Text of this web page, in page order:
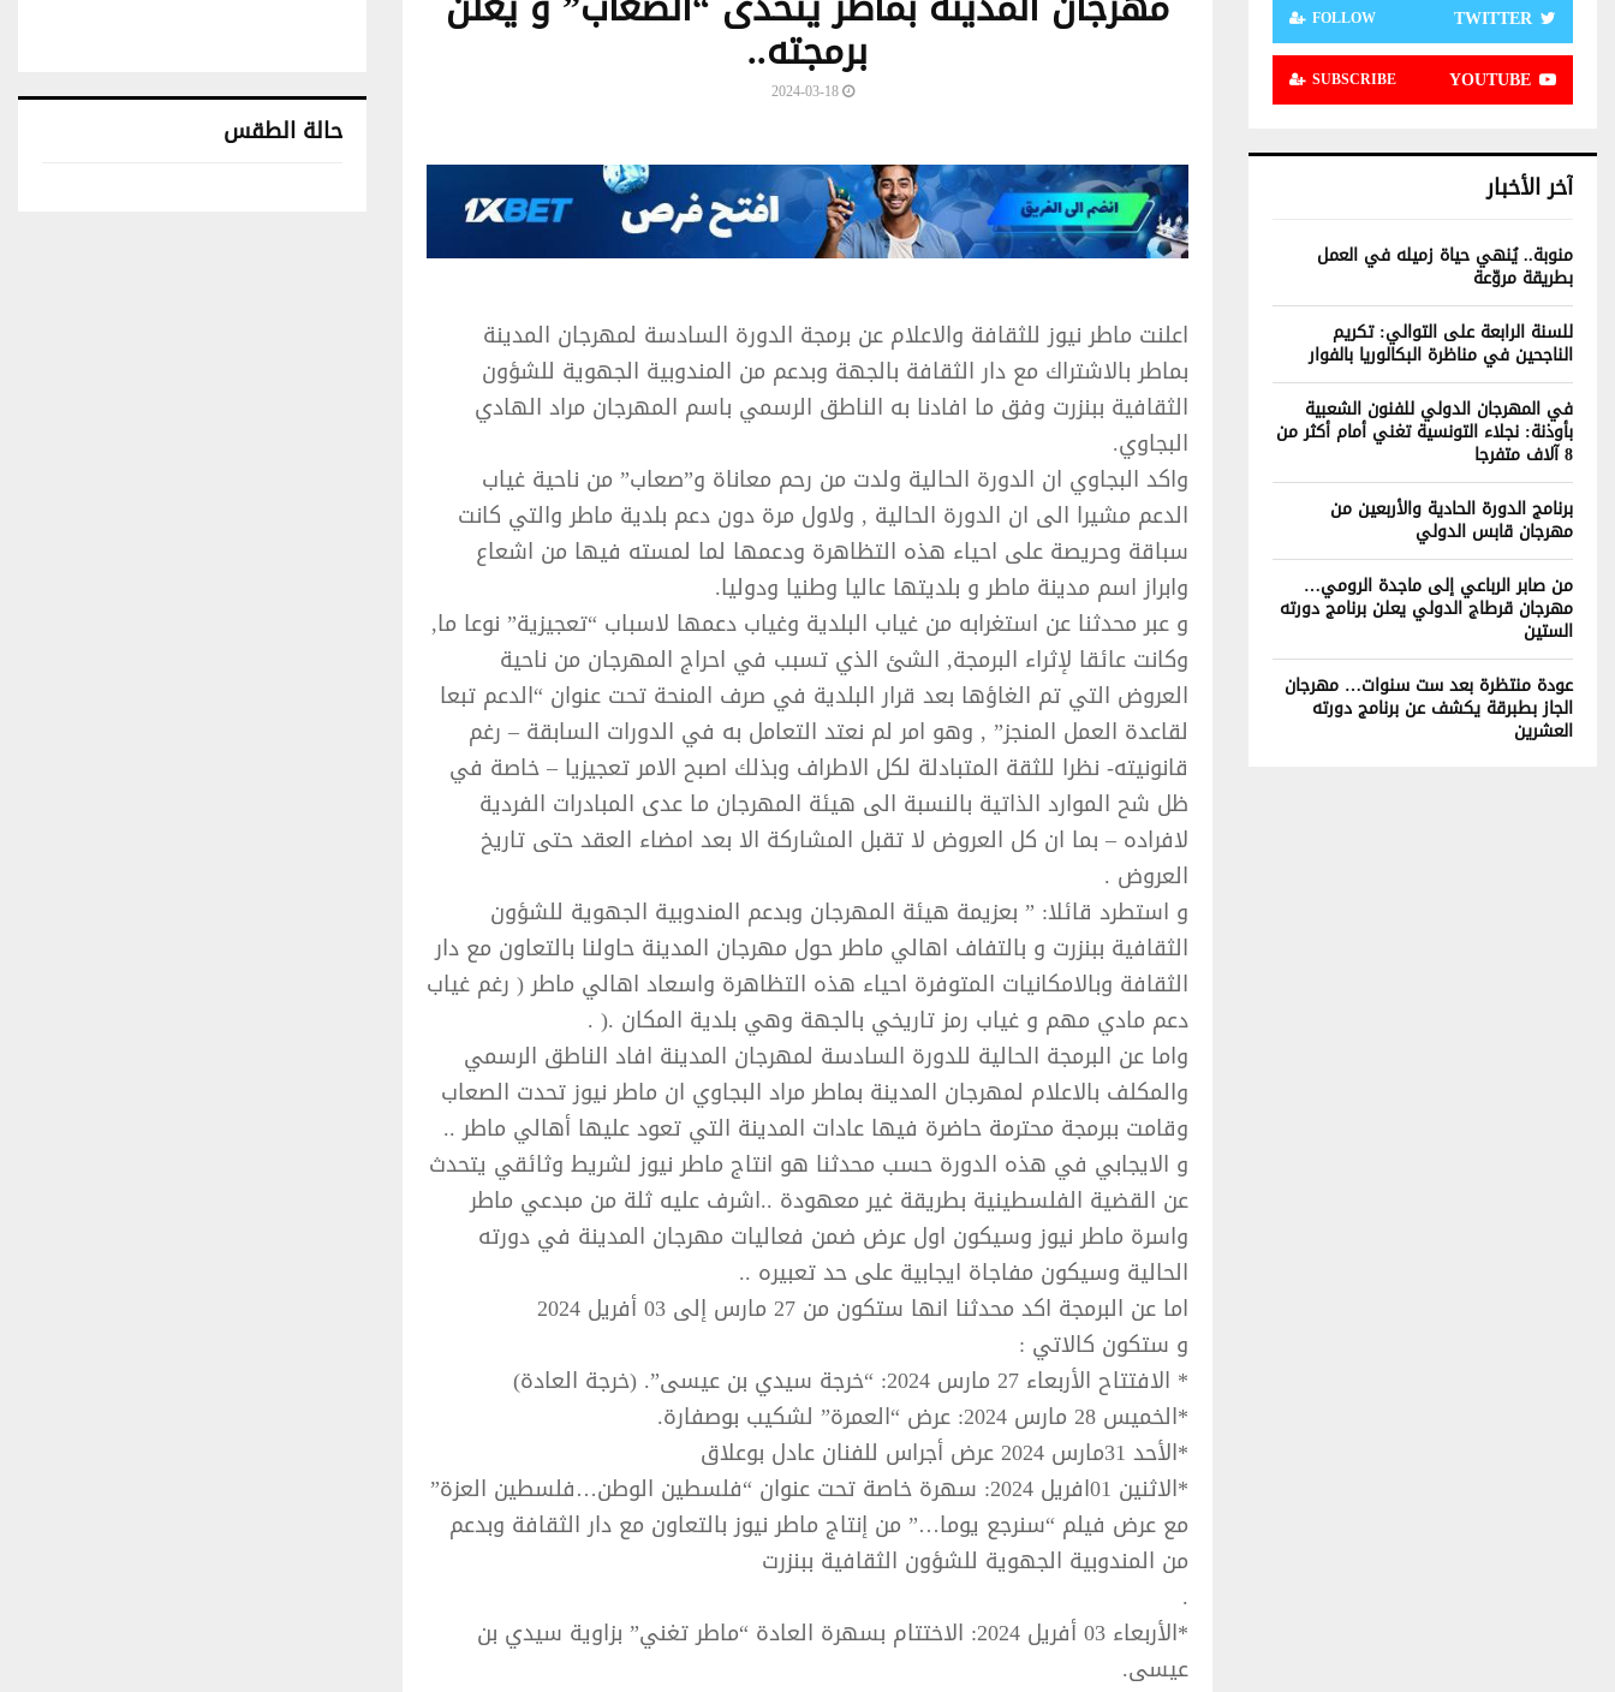
برمجته..
2024-03-18
اعلنت ماطر نيوز للثقافة والاعلام عن برمجة الدورة السادسة لمهرجان المدينة
بماطر بالاشتراك مع دار الثقافة بالجهة وبدعم من المندوبية الجهوية للشؤون
الثقافية ببنزرت وفق ما افادنا به الناطق الرسمي باسم المهرجان مراد الهادي
البجاوي.
واكد البجاوي ان الدورة الحالية ولدت من رحم معاناة و”صعاب” من ناحية غياب
الدعم مشيرا الى ان الدورة الحالية , ولاول مرة دون دعم بلدية ماطر والتي كانت
سباقة وحريصة على احياء هذه التظاهرة ودعمها لما لمسته فيها من اشعاع
وابراز اسم مدينة ماطر و بلديتها عاليا وطنيا ودوليا.
و عبر محدثنا عن استغرابه من غياب البلدية وغياب دعمها لاسباب “تعجيزية” نوعا ما,
وكانت عائقا لإثراء البرمجة, الشئ الذي تسبب في احراج المهرجان من ناحية
العروض التي تم الغاؤها بعد قرار البلدية في صرف المنحة تحت عنوان “الدعم تبعا
لقاعدة العمل المنجز” , وهو امر لم نعتد التعامل به في الدورات السابقة – رغم
قانونيته- نظرا للثقة المتبادلة لكل الاطراف وبذلك اصبح الامر تعجيزيا – خاصة في
ظل شح الموارد الذاتية بالنسبة الى هيئة المهرجان ما عدى المبادرات الفردية
لافراده – بما ان كل العروض لا تقبل المشاركة الا بعد امضاء العقد حتى تاريخ
العروض .
و استطرد قائلا: ” بعزيمة هيئة المهرجان وبدعم المندوبية الجهوية للشؤون
الثقافية ببنزرت و بالتفاف اهالي ماطر حول مهرجان المدينة حاولنا بالتعاون مع دار
الثقافة وبالامكانيات المتوفرة احياء هذه التظاهرة واسعاد اهالي ماطر ( رغم غياب
دعم مادي مهم و غياب رمز تاريخي بالجهة وهي بلدية المكان .( .
واما عن البرمجة الحالية للدورة السادسة لمهرجان المدينة افاد الناطق الرسمي
والمكلف بالاعلام لمهرجان المدينة بماطر مراد البجاوي ان ماطر نيوز تحدت الصعاب
وقامت ببرمجة محترمة حاضرة فيها عادات المدينة التي تعود عليها أهالي ماطر ..
و الايجابي في هذه الدورة حسب محدثنا هو انتاج ماطر نيوز لشريط وثائقي يتحدث
عن القضية الفلسطينية بطريقة غير معهودة ..اشرف عليه ثلة من مبدعي ماطر
واسرة ماطر نيوز وسيكون اول عرض ضمن فعاليات مهرجان المدينة في دورته
الحالية وسيكون مفاجاة ايجابية على حد تعبيره ..
اما عن البرمجة اكد محدثنا انها ستكون من 27 مارس إلى 03 أفريل 2024
و ستكون كالاتي :
* الافتتاح الأربعاء 27 مارس 2024: “خرجة سيدي بن عيسى”. (خرجة العادة)
*الخميس 28 مارس 2024: عرض “العمرة” لشكيب بوصفارة.
*الأحد 31مارس 2024 عرض أجراس للفنان عادل بوعلاق
*الاثنين 01افريل 2024: سهرة خاصة تحت عنوان “فلسطين الوطن…فلسطين العزة”
مع عرض فيلم “سنرجع يوما…” من إنتاج ماطر نيوز بالتعاون مع دار الثقافة وبدعم
من المندوبية الجهوية للشؤون الثقافية ببنزرت
.
*الأربعاء 03 أفريل 2024: الاختتام بسهرة العادة “ماطر تغني” بزاوية سيدي بن
عيسى.
TWITTER
FOLLOW
YOUTUBE
SUBSCRIBE
آخر الأخبار
منوبة.. يُنهي حياة زميله في العمل
بطريقة مروّعة
للسنة الرابعة على التوالي: تكريم
الناجحين في مناظرة البكالوريا بالفوار
في المهرجان الدولي للفنون الشعبية
بأوذنة: نجلاء التونسية تغني أمام أكثر من
8 آلاف متفرجا
برنامج الدورة الحادية والأربعين من
مهرجان قابس الدولي
من صابر الرباعي إلى ماجدة الرومي…
مهرجان قرطاج الدولي يعلن برنامج دورته
الستين
عودة منتظرة بعد ست سنوات… مهرجان
الجاز بطبرقة يكشف عن برنامج دورته
العشرين
حالة الطقس